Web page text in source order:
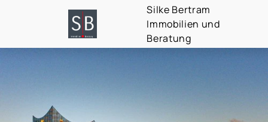
Silke Bertram
Immobilien und
Beratung